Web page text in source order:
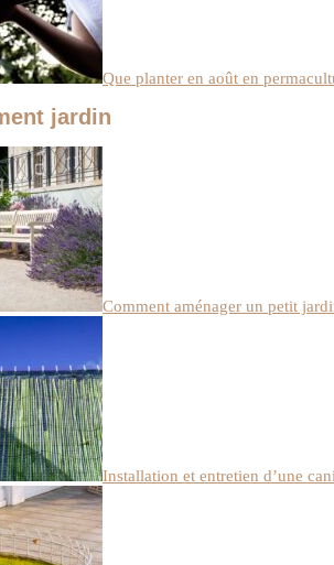
Que planter en août en
jardin
Comment aménager un petit
Installation et entretien d’une